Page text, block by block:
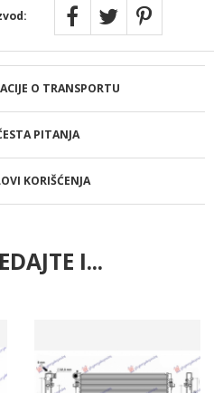
O TRANSPORTU
PITANJA
KORIŠĆENJA
I...